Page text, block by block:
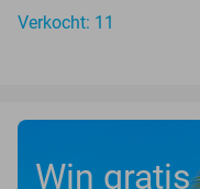
Verkocht: 11
Win gratis